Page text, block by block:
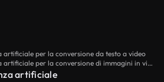
artificiale per la conversione da testo a video
Flussi di lavoro di intelligenza artificiale per la conversione di immagini in video
artificiale